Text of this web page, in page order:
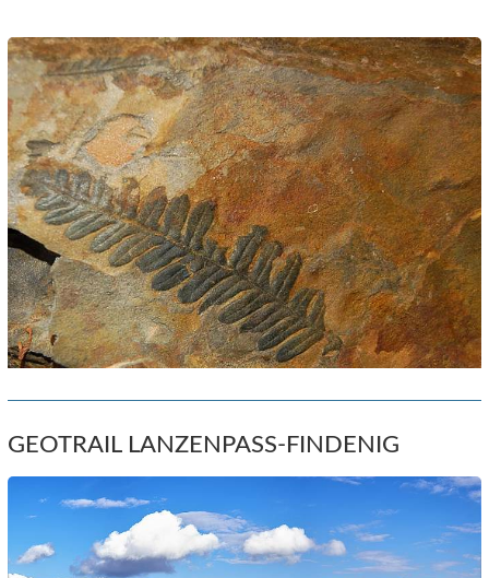
GEOTRAIL LANZENPASS-FINDENIG